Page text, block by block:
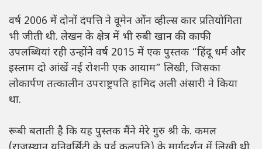
वर्ष 2006 में दोनों दंपत्ति ने वूमेन ओंन व्हील्स कार प्रतियोगिता
भी जीती थी. लेखन के क्षेत्र में भी रुबी खान की काफी
उपलब्धियां रही उन्होंने वर्ष 2015 में एक पुस्तक “हिंदू धर्म और
इस्लाम दो आंखें नई रोशनी एक आयाम” लिखी, जिसका
लोकार्पण तत्कालीन उपराष्ट्रपति हामिद अली अंसारी ने किया
था.
रूबी बताती है कि यह पुस्तक मैंने मेरे गुरु श्री के. कमल